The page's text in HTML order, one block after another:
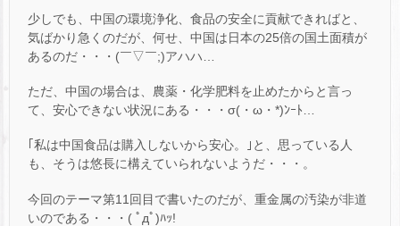
少しでも、中国の環境浄化、食品の安全に貢献できればと、
気ばかり急くのだが、何せ、中国は日本の25倍の国土面積が
あるのだ・・・(￣▽￣;)アハハ…
ただ、中国の場合は、農薬・化学肥料を止めたからと言っ
て、安心できない状況にある・・・σ(・ω・*)ﾝｰﾄ…
｢私は中国食品は購入しないから安心。｣と、思っている人
も、そうは悠長に構えていられないようだ・・・。
今回のテーマ第11回目で書いたのだが、重金属の汚染が非道
いのである・・・( ﾟдﾟ)ﾊｯ!